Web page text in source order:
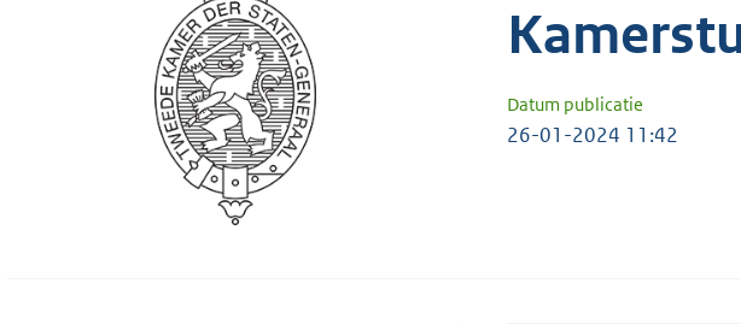
Datum publicatie
26-01-2024 11:42